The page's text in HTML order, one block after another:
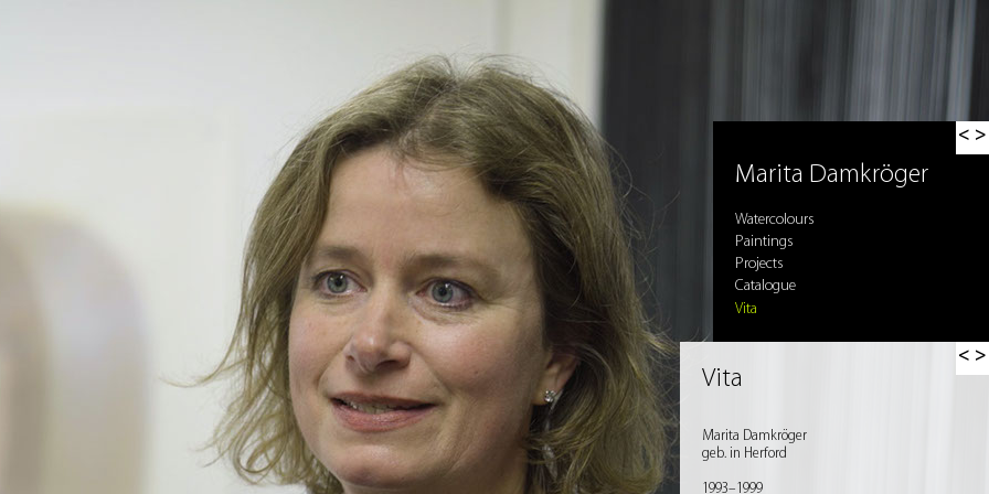
Marita Damkröger
Watercolours
Paintings
Projects
Catalogue
Vita
< >
Vita
Marita Damkröger
geb. in Herford
1993–1999
< >